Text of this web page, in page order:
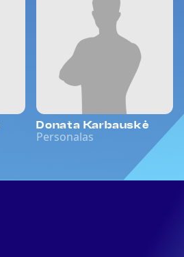
Donata Karbauskė
Personalas